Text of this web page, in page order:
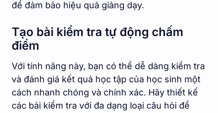
để đảm bảo hiệu quả giảng dạy.
Tạo bài kiểm tra tự động chấm
điểm
Với tính năng này, bạn có thể dễ dàng kiểm tra
và đánh giá kết quả học tập của học sinh một
cách nhanh chóng và chính xác. Hãy thiết kế
các bài kiểm tra với đa dạng loại câu hỏi để